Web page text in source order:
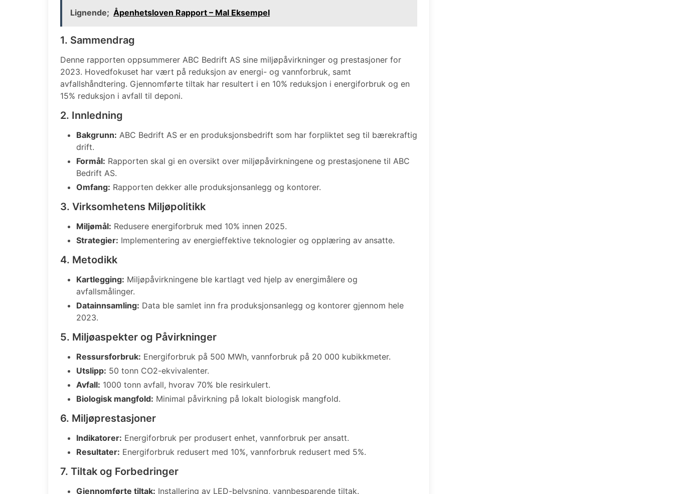
Lignende; Åpenhetsloven Rapport – Mal Eksempel
1. Sammendrag
Denne rapporten oppsummerer ABC Bedrift AS sine miljøpåvirkninger og prestasjoner for
2023. Hovedfokuset har vært på reduksjon av energi- og vannforbruk, samt
avfallshåndtering. Gjennomførte tiltak har resultert i en 10% reduksjon i energiforbruk og en
15% reduksjon i avfall til deponi.
2. Innledning
Bakgrunn: ABC Bedrift AS er en produksjonsbedrift som har forpliktet seg til bærekraftig
drift.
Formål: Rapporten skal gi en oversikt over miljøpåvirkningene og prestasjonene til ABC
Bedrift AS.
Omfang: Rapporten dekker alle produksjonsanlegg og kontorer.
3. Virksomhetens Miljøpolitikk
Miljømål: Redusere energiforbruk med 10% innen 2025.
Strategier: Implementering av energieffektive teknologier og opplæring av ansatte.
4. Metodikk
Kartlegging: Miljøpåvirkningene ble kartlagt ved hjelp av energimålere og
avfallsmålinger.
Datainnsamling: Data ble samlet inn fra produksjonsanlegg og kontorer gjennom hele
2023.
5. Miljøaspekter og Påvirkninger
Ressursforbruk: Energiforbruk på 500 MWh, vannforbruk på 20 000 kubikkmeter.
Utslipp: 50 tonn CO2-ekvivalenter.
Avfall: 1000 tonn avfall, hvorav 70% ble resirkulert.
Biologisk mangfold: Minimal påvirkning på lokalt biologisk mangfold.
6. Miljøprestasjoner
Indikatorer: Energiforbruk per produsert enhet, vannforbruk per ansatt.
Resultater: Energiforbruk redusert med 10%, vannforbruk redusert med 5%.
7. Tiltak og Forbedringer
Gjennomførte tiltak: Installering av LED-belysning, vannbesparende tiltak.